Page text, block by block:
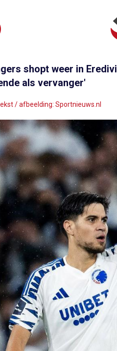
shopt weer in
als vervanger'
/ afbeelding: Sportnieuws.nl